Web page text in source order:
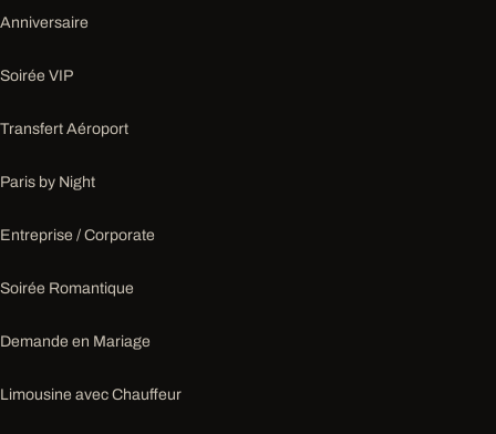
Anniversaire
Soirée VIP
Transfert Aéroport
Paris by Night
Entreprise / Corporate
Soirée Romantique
Demande en Mariage
Limousine avec Chauffeur